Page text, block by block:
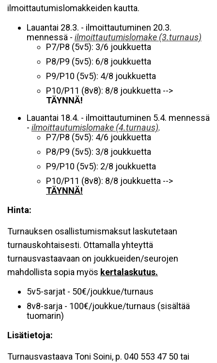
ilmoittautumislomakkeiden kautta.
Lauantai 28.3. - ilmoittautuminen 20.3.
mennessä - ilmoittautumislomake (3.turnaus)
P7/P8 (5v5): 3/6 joukkuetta
P8/P9 (5v5): 6/8 joukkuetta
P9/P10 (5v5): 4/8 joukkuetta
P10/P11 (8v8): 8/8 joukkuetta -->
TÄYNNÄ!
Lauantai 18.4. - ilmoittautuminen 5.4. mennessä
- ilmoittautumislomake (4.turnaus).
P7/P8 (5v5): 4/6 joukkuetta
P8/P9 (5v5): 3/8 joukkuetta
P9/P10 (5v5): 2/8 joukkuetta
P10/P11 (8v8): 8/8 joukkuetta -->
TÄYNNÄ!
Hinta:
Turnauksen osallistumismaksut laskutetaan
turnauskohtaisesti. Ottamalla yhteyttä
turnausvastaavaan on joukkueiden/seurojen
mahdollista sopia myös kertalaskutus.
5v5-sarjat - 50€/joukkue/turnaus
8v8-sarja - 100€/joukkue/turnaus (sisältää
tuomarin)
Lisätietoja:
Turnausvastaava Toni Soini, p. 040 553 47 50 tai